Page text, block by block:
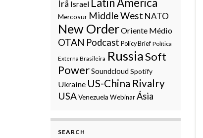
Irã Israel Latin America
Mercosur Middle West NATO
New OrderOriente Médio
OTAN Podcast Policy Brief Política
Externa Brasileira RussiaSoft
PowerSoundcloud Spotify
Ukraine US-China Rivalry
USAVenezuela WebinarÁsia
SEARCH